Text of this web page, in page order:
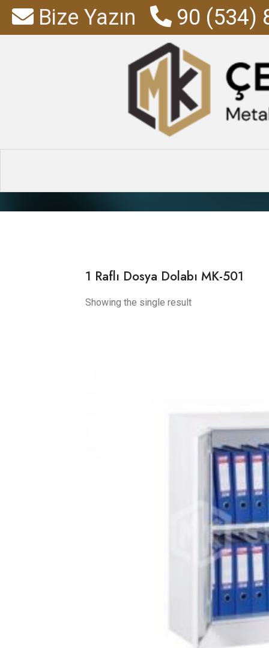
Bize Yazın 90 (534)
1 Raflı
1 Raflı Dosya Dolabı MK-501
Showing the single result